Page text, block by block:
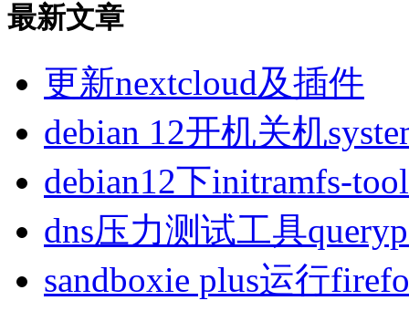
最新文章
更新nextcloud及插件
debian 12开机关机
debian12下initramfs-
dns压力测试工具
sandboxie plus运行